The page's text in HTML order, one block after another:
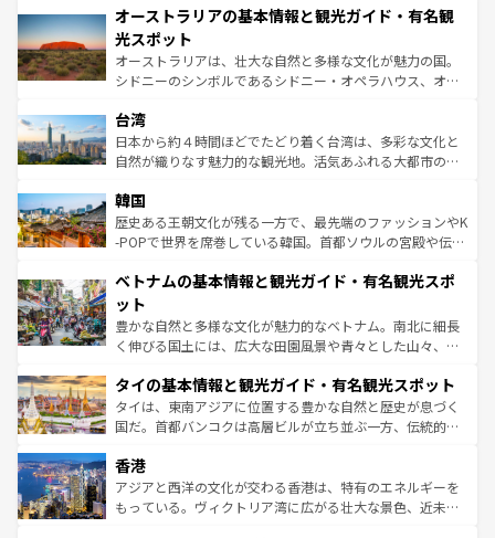
文化が魅力。旅行者はアメリカの各地域で異なる魅力を楽
しみながら、その多様性と豊かな歴史を感じることができ
るだろう。車でのロードトリップや列車の旅も、アメリカ
ならではの贅沢な旅のスタイルだ。 なお、新着のアメリカ
情報は コンテンツ一覧 を参照してほしい。
ワイ島は見逃せない。また、定番の観光地といえばオアフ
島だが、静かな自然を求めるならマウイ島やカウアイ島が
おすすめ。エメラルドグリーンに輝く海をはじめ、豊かな
文化や歴史が息づいている。「アロハスピリット」と呼ば
人々、おいしいローカルフードやハワイアンミュージッ
ク、伝統的なフラダンスなど、すべてがハワイの魅力を彩
っている。訪れるたびに新しい発見と感動が待っているハ
はコンテンツ一覧
オーストラリアの基本情報と観光ガイド・有名観
光スポット
オーストラリアは、壮大な自然と多様な文化が魅力の国。
シドニーのシンボルであるシドニー・オペラハウス、オー
リアリーフや大陸中央部にそびえるウルル（エアーズロッ
ク）、タスマニアの美しい原生林やケアンズの熱帯雨林な
ど、見どころがたくさん。また、カフェやワイン、オージ
いる。アクティビティも充実しており、サーフィンやダイ
ビング、ハイキングなど、アウトドア好きにはたまらな
い。オーストラリアの多彩な魅力を存分に味わいつくそ
参照してほしい。
台湾
日本から約４時間ほどでたどり着く台湾は、多彩な文化と
自然が織りなす魅力的な観光地。活気あふれる大都市の台
ン）、静ひつな山岳地帯である台湾東部など、都市の喧騒
と山間の静けさが共存しており、訪れる人に新しい発見と
驚きをもたらしてくれる。また、奥深い台湾の食文化も魅
容にもいいと評判のスイーツなど、バラエティ豊かな料理
照してほしい。
韓国
歴史ある王朝文化が残る一方で、最先端のファッションやK
-POPで世界を席巻している韓国。首都ソウルの宮殿や伝統
き、地方に足を延ばせば四季折々の自然美を楽しむことが
できる。そして、キムチや焼肉、絶品のストリートフード
まで、さまざまな韓国料理が待っている。夜には、韓国な
らではのナイトライフも堪能できる。あたたかいホスピタ
わってみてほしい。 なお、新着の韓国情報はコンテンツ一
覧 を参照してほしい。
ベトナムの基本情報と観光ガイド・有名観光スポ
ット
豊かな自然と多様な文化が魅力的なベトナム。南北に細長
く伸びる国土には、広大な田園風景や青々とした山々、世
急速な発展と共に伝統が息づく。ハノイの古い町並みやホ
ーチミン市のフランス統治時代の建物も、独特の雰囲気を
醸し出している。また、バラエティの豊かさとおいしさで
とつ。フォーやバインミー、ベトナムコーヒーなどは、ぜ
ひ現地で味わいたい。どの地域を訪れてもあたたかい人々
が旅行者を迎えてくれるので、きっと忘れられない旅にな
タイの基本情報と観光ガイド・有名観光スポット
タイは、東南アジアに位置する豊かな自然と歴史が息づく
国だ。首都バンコクは高層ビルが立ち並ぶ一方、伝統的な
の活気が交差している。北部ではチェンマイなどの山岳地
帯で自然と触れ合い、南部ではプーケットやクラビの美し
いビーチでリゾート気分を楽しむことができる。タイ料理
香港
アジアと西洋の文化が交わる香港は、特有のエネルギーを
もっている。ヴィクトリア湾に広がる壮大な景色、近未来